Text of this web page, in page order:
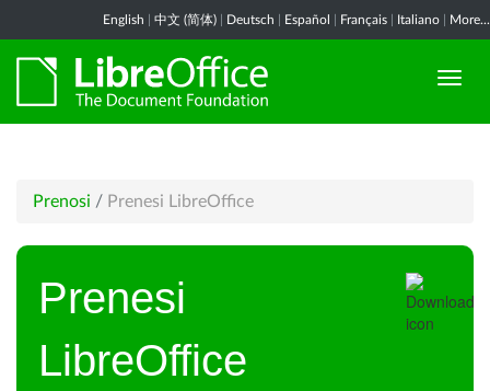
English 中文 (简体) Deutsch Español Français Italiano More...
Prenosi / Prenesi LibreOffice
Prenesi
LibreOffice